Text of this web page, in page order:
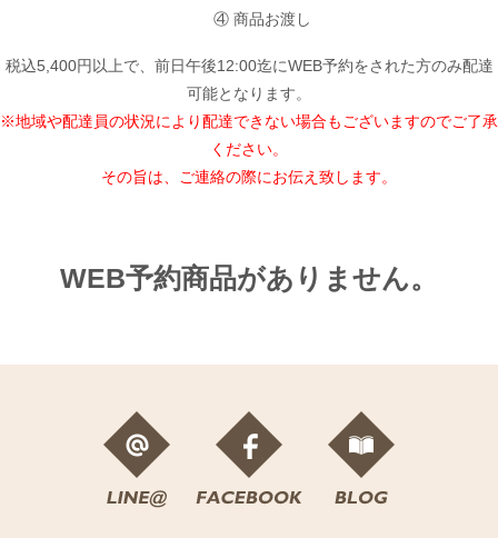
④ 商品お渡し
税込5,400円以上で、前日午後12:00迄にWEB予約をされた方のみ配達
可能となります。
※地域や配達員の状況により配達できない場合もございますのでご了承
ください。
その旨は、ご連絡の際にお伝え致します。
WEB予約商品がありません。